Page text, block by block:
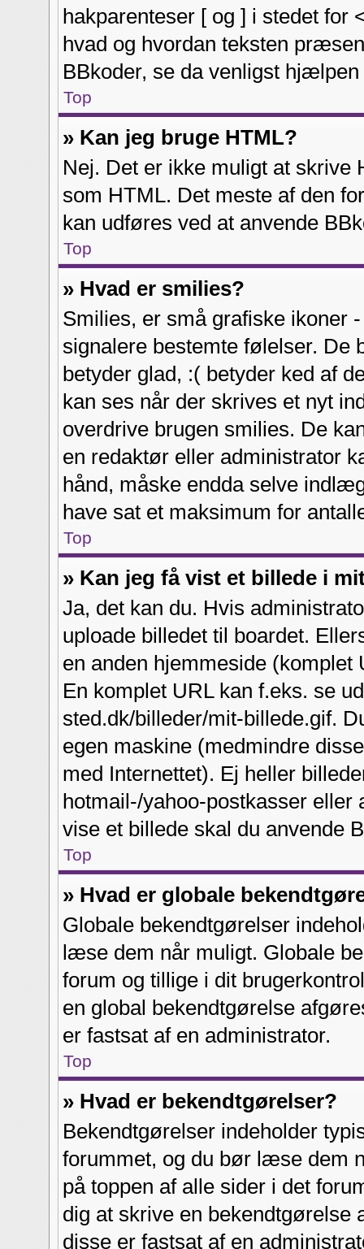
hakparenteser [ og ] i stedet for
hvad og hvordan teksten
BBkoder, se da venligst
Top
» Kan jeg bruge HTML?
Nej. Det er ikke muligt at skrive
som HTML. Det meste af den
kan udføres ved at anvende
Top
» Hvad er smilies?
Smilies, er små grafiske ikoner
signalere bestemte følelser. De
betyder glad, :( betyder ked af
kan ses når der skrives et nyt
overdrive brugen smilies. De
en redaktør eller administrator
hånd, måske endda selve
have sat et maksimum for
Top
» Kan jeg få vist et billede i
Ja, det kan du. Hvis
uploade billedet til boardet.
en anden hjemmeside (komplet
En komplet URL kan f.eks. se
sted.dk/billeder/mit-billede.gif.
egen maskine (medmindre
med Internettet). Ej heller
hotmail-/yahoo-postkasser eller
vise et billede skal du anvende
Top
» Hvad er globale
Globale bekendtgørelser
læse dem når muligt. Globale
forum og tillige i dit
en global bekendtgørelse
er fastsat af en administrator.
Top
» Hvad er bekendtgørelser?
Bekendtgørelser indeholder
forummet, og du bør læse dem
på toppen af alle sider i det
dig at skrive en bekendtgørelse
disse er fastsat af en